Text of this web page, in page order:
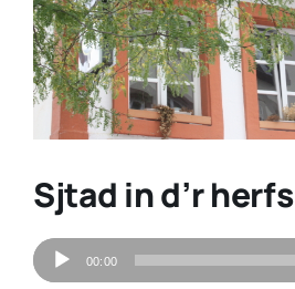
Sjtad in d’r herfs
Audiospeler
00:00